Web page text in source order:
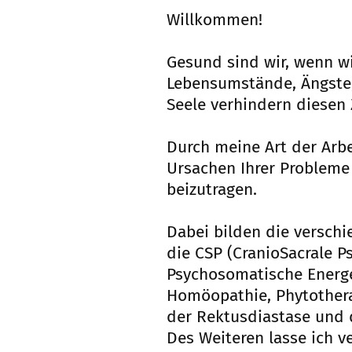
Willkommen!
Gesund sind wir, wenn
Lebensumstände,
Seele verhindern
Durch meine Art der
Ursachen Ihrer
beizutragen.
Dabei bilden die
die CSP (CranioSacrale
Psychosomatische
Homöopathie,
der Rektusdiastase und
Des Weiteren lasse ich